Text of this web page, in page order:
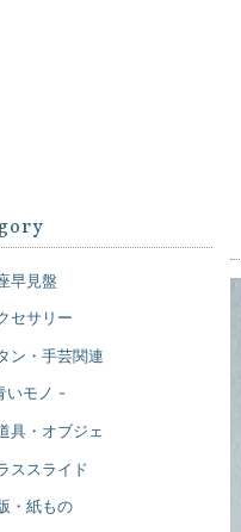
早見盤
セサリー
ン・手芸関連
いモノ -
具・オブジェ
ススライド
・紙もの